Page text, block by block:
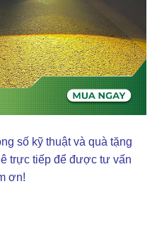
số kỹ thuật và quà tặng
trực tiếp để được tư vấn
ơn!